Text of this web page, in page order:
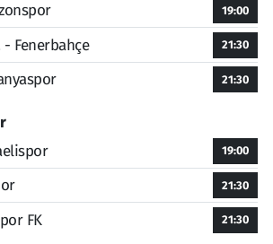
19:00
Fenerbahçe 21:30
21:30
19:00
21:30
FK 21:30